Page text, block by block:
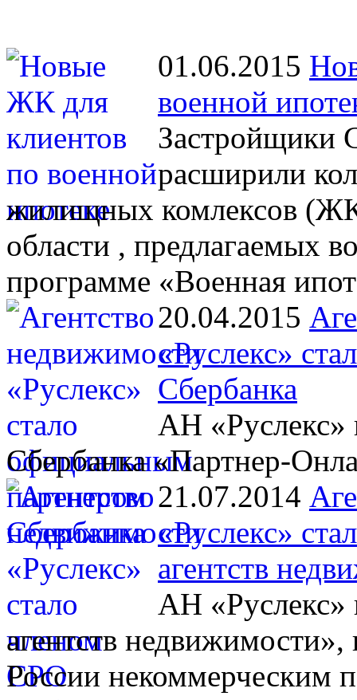
01.06.2015
военной
Застройщики
расширили
жилищных комлексов
области , предлагаемых
программе «Военная
20.04.2015
«Руслекс»
Сбербанка
АН «Руслекс»
Сбербанка «Партнер-
21.07.2014
«Руслекс»
агентств
АН «Руслекс»
агентств недвижимости»,
России некоммерческим